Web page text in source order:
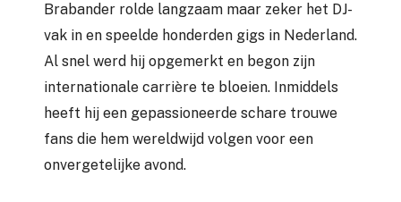
Brabander rolde langzaam maar zeker het DJ-
vak in en speelde honderden gigs in Nederland.
Al snel werd hij opgemerkt en begon zijn
internationale carrière te bloeien. Inmiddels
heeft hij een gepassioneerde schare trouwe
fans die hem wereldwijd volgen voor een
onvergetelijke avond.